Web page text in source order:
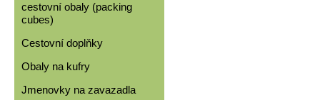
cestovní obaly (packing
cubes)
Cestovní doplňky
Obaly na kufry
Jmenovky na zavazadla